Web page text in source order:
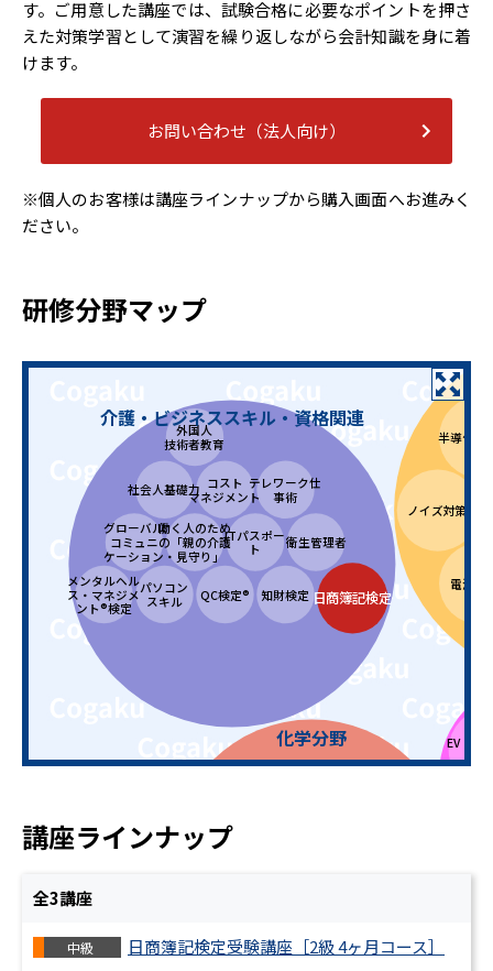
す。ご用意した講座では、試験合格に必要なポイントを押さ
えた対策学習として演習を繰り返しながら会計知識を身に着
けます。
お問い合わせ（法人向け）
※個人のお客様は講座ラインナップから購入画面へお進みく
ださい。
研修分野マップ
EV・電
半導体デ
電源・
ノイズ対策
有機化学・高分子
働く人のため
の「親の介護
・見守り」
ITパスポー
ト
QC検定®
コスト
マネジメント
社会人基礎力 テレワーク仕
事術
知財検定
パソコン
スキル
グローバル
コミュニ
ケーション
衛生管理者
日商簿記検定
メンタルヘル
ス・マネジメ
ント®検定
外国人
技術者教育
化学分野
介護・ビジネススキル・資格関連
講座ラインナップ
全3講座
中級 日商簿記検定受験講座［2級 4ヶ月コース］